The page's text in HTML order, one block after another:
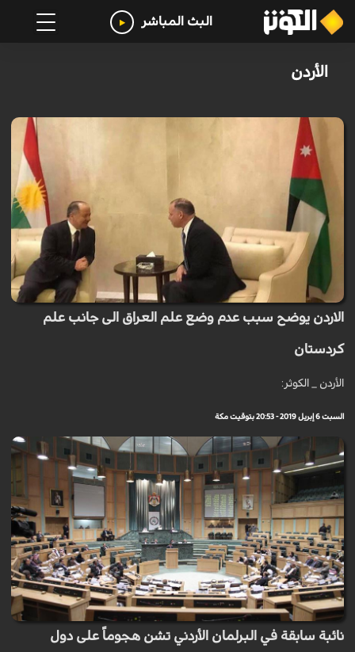
البث المباشر
الأردن
الاردن يوضح سبب عدم وضع علم العراق الى جانب علم
كردستان
الأردن _ الكوثر:
السبت 6 إبريل 2019 - 20:53 بتوقيت مكة
نائبة سابقة في البرلمان الأردني تشن هجوماً على دول